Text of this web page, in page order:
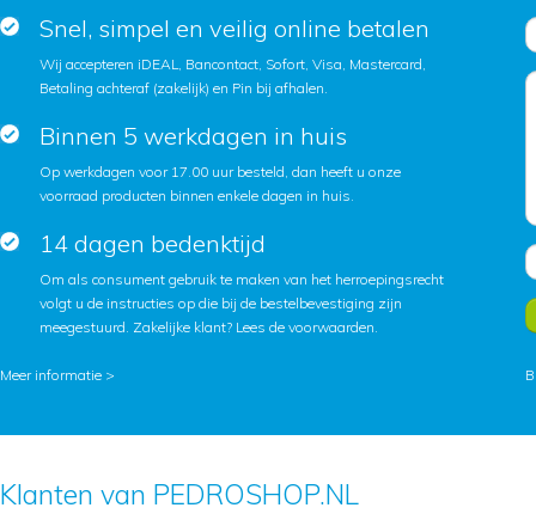
Snel, simpel en veilig online betalen
Wij accepteren iDEAL, Bancontact, Sofort, Visa, Mastercard,
Betaling achteraf (zakelijk) en Pin bij afhalen.
Binnen 5 werkdagen in huis
Op werkdagen voor 17.00 uur besteld, dan heeft u onze
voorraad producten binnen enkele dagen in huis.
14 dagen bedenktijd
Om als consument gebruik te maken van het herroepingsrecht
volgt u de instructies op die bij de bestelbevestiging zijn
meegestuurd. Zakelijke klant? Lees de voorwaarden.
Meer informatie >
Klanten van PEDROSHOP.NL